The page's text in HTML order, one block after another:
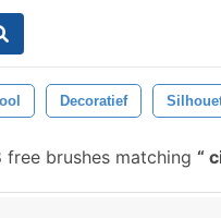
Decoratief
free brushes matching